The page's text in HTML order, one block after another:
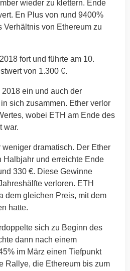
wieder zu klettern. Ende
En Plus von rund 9400%
Verhältnis von Ethereum zu
fort und führte am 10.
von 1.300 €.
ein und auch der
sich zusammen. Ether verlor
wobei ETH am Ende des
war.
dramatisch. Der Ether
Halbjahr und erreichte Ende
330 €. Diese Gewinne
verloren. ETH
dem gleichen Preis, mit dem
hatte.
sich zu Beginn des
dann nach einem
im März einen Tiefpunkt
Rallye, die Ethereum bis zum